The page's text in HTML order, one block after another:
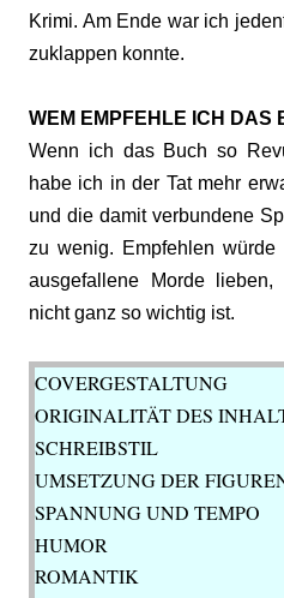
Krimi. Am Ende war ich
zuklappen konnte.
WEM EMPFEHLE ICH DAS
Wenn ich das Buch so
habe ich in der Tat mehr
und die damit verbundene
zu wenig. Empfehlen
ausgefallene Morde
nicht ganz so wichtig ist.
COVERGESTALTUNG
ORIGINALITÄT DES
SCHREIBSTIL
UMSETZUNG DER
SPANNUNG UND TEMPO
HUMOR
ROMANTIK